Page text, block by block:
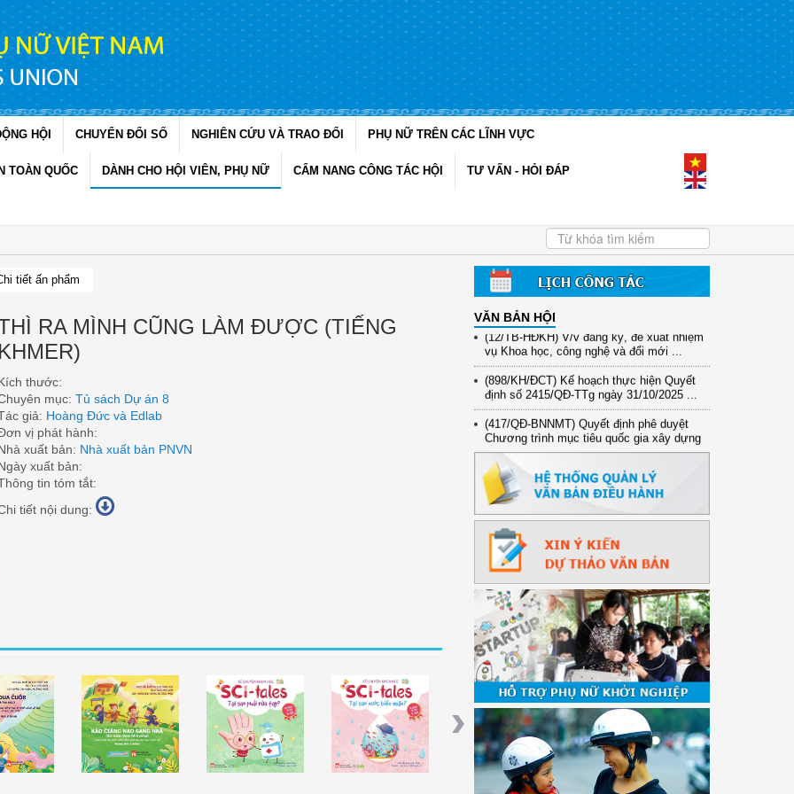
HỘI CHUYỂN ĐỔI SỐ NGHIÊN CỨU VÀ TRAO ĐỔI PHỤ NỮ TRÊN CÁC LĨNH VỰC
TOÀN QUỐC DÀNH CHO HỘI VIÊN, PHỤ NỮ CẨM NANG CÔNG TÁC HỘI TƯ VẤN - HỎI ĐÁP
tiết ấn phẩm
RA MÌNH CŨNG LÀM ĐƯỢC (TIẾNG
KHMER)
thước:
mục: Tủ sách Dự án 8
giả: Hoàng Đức và Edlab
vị phát hành:
xuất bản: Nhà xuất bản PNVN
xuất bản:
tin tóm tắt:
tiết nội dung:
(Tiếng Ê
Em Muốn Được Tới
Trường (Tiếng Ê Đê)
Kể Chuyện Khoa Học
"Tại Sao Phải Rửa Tay?"
Kể Chuyện Khoa Học
"Tại Sao Nước Biển
Mặn?"
Kể Chuyện Khoa Học
"Cá Có Ngủ Không?"
Tiền Của Thần Cây
Em Muốn Được
Next
VĂN BẢN HỘI
(12/TB-HĐKH) V/v đăng ký, đề xuất nhiệm
vụ Khoa học, công nghệ và đổi mới ...
(898/KH/ĐCT) Kế hoạch thực hiện Quyết
định số 2415/QĐ-TTg ngày 31/10/2025 ...
(417/QĐ-BNNMT) Quyết định phê duyệt
Chương trình mục tiêu quốc gia xây dựng
...
(891/KH-ĐCT) Kế hoạch thực hiện Nghị
quyết số 72-NQ/TW ngày 9/9/2025 của Bộ
...
(2415/QĐ-TTg) Quyết định về việc phê
duyệt Đề án Hỗ trợ Phụ nữ khởi nghiệp ...